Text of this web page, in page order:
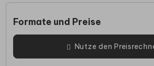
Formate und Preise
Nutze den